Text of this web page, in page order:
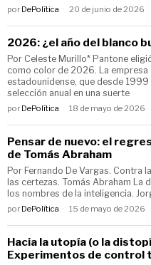
por DePolítica 20 de junio de 2026
2026: ¿el año del blanco
Por Celeste Murillo* Pantone
como color de 2026. La empresa
estadounidense, que desde
selección anual en una suerte
por DePolítica 18 de mayo de 2026
Pensar de nuevo: el
de Tomás Abraham
Por Fernando De Vargas. Contra
las certezas. Tomás Abraham La
los nombres de la inteligencia.
por DePolítica 15 de mayo de 2026
Hacia la utopía (o la
Experimentos de control